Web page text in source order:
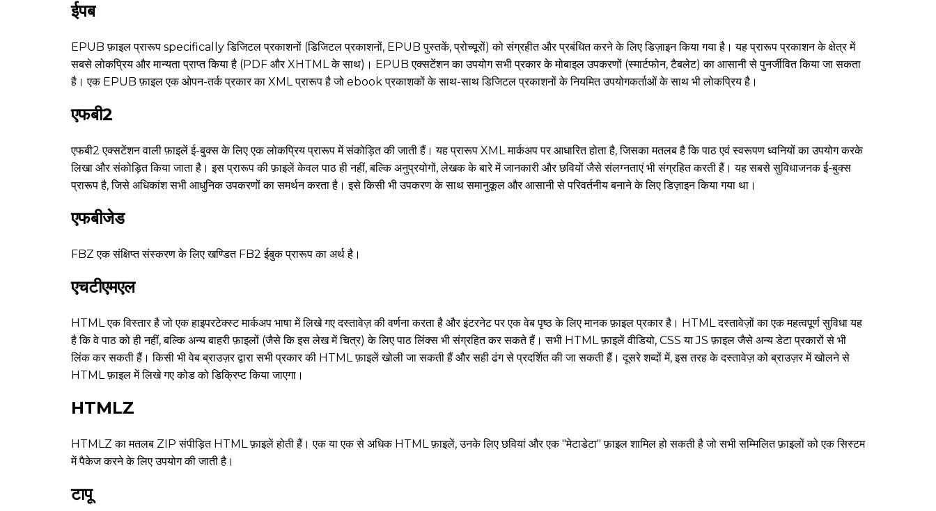
ईपब
EPUB फ़ाइल प्रारूप specifically डिजिटल प्रकाशनों (डिजिटल प्रकाशनों, EPUB पुस्तकें, प्रोच्यूरों) को संग्रहीत और प्रबंधित करने के लिए डिज़ाइन किया गया है। यह प्रारूप प्रकाशन के क्षेत्र में
सबसे लोकप्रिय और मान्यता प्राप्त किया है (PDF और XHTML के साथ)। EPUB एक्सटेंशन का उपयोग सभी प्रकार के मोबाइल उपकरणों (स्मार्टफोन, टैबलेट) का आसानी से पुनर्जीवित किया जा सकता
है। एक EPUB फ़ाइल एक ओपन-तर्क प्रकार का XML प्रारूप है जो ebook प्रकाशकों के साथ-साथ डिजिटल प्रकाशनों के नियमित उपयोगकर्ताओं के साथ भी लोकप्रिय है।
एफबी2
एफबी2 एक्सटेंशन वाली फ़ाइलें ई-बुक्स के लिए एक लोकप्रिय प्रारूप में संकोड़ित की जाती हैं। यह प्रारूप XML मार्कअप पर आधारित होता है, जिसका मतलब है कि पाठ एवं स्वरूपण ध्वनियों का उपयोग करके
लिखा और संकोड़ित किया जाता है। इस प्रारूप की फ़ाइलें केवल पाठ ही नहीं, बल्कि अनुप्रयोगों, लेखक के बारे में जानकारी और छवियों जैसे संलग्नताएं भी संग्रहित करती हैं। यह सबसे सुविधाजनक ई-बुक्स
प्रारूप है, जिसे अधिकांश सभी आधुनिक उपकरणों का समर्थन करता है। इसे किसी भी उपकरण के साथ समानुकूल और आसानी से परिवर्तनीय बनाने के लिए डिज़ाइन किया गया था।
एफबीजेड
FBZ एक संक्षिप्त संस्करण के लिए खण्डित FB2 ईबुक प्रारूप का अर्थ है।
एचटीएमएल
HTML एक विस्तार है जो एक हाइपरटेक्स्ट मार्कअप भाषा में लिखे गए दस्तावेज़ की वर्णना करता है और इंटरनेट पर एक वेब पृष्ठ के लिए मानक फ़ाइल प्रकार है। HTML दस्तावेज़ों का एक महत्वपूर्ण सुविधा यह
है कि वे पाठ को ही नहीं, बल्कि अन्य बाहरी फ़ाइलों (जैसे कि इस लेख में चित्र) के लिए पाठ लिंक्स भी संग्रहित कर सकते हैं। सभी HTML फ़ाइलें वीडियो, CSS या JS फ़ाइल जैसे अन्य डेटा प्रकारों से भी
लिंक कर सकती हैं। किसी भी वेब ब्राउज़र द्वारा सभी प्रकार की HTML फ़ाइलें खोली जा सकती हैं और सही ढंग से प्रदर्शित की जा सकती हैं। दूसरे शब्दों में, इस तरह के दस्तावेज़ को ब्राउज़र में खोलने से
HTML फ़ाइल में लिखे गए कोड को डिक्रिप्ट किया जाएगा।
HTMLZ
HTMLZ का मतलब ZIP संपीड़ित HTML फ़ाइलें होती हैं। एक या एक से अधिक HTML फ़ाइलें, उनके लिए छवियां और एक "मेटाडेटा" फ़ाइल शामिल हो सकती है जो सभी सम्मिलित फ़ाइलों को एक सिस्टम
में पैकेज करने के लिए उपयोग की जाती है।
टापू